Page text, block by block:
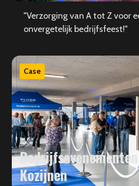
"Verzorging van A tot Z voor
onvergetelijk bedrijfsfeest!"
Case
Kozijnen